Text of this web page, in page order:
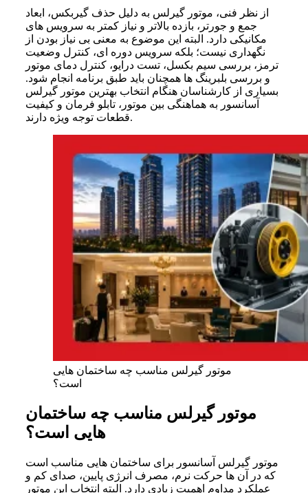
از نظر فنی، موتور گیرلس به دلیل حذف گیربکس، ابعاد
جمع و جورتر، بازده بالاتر و نیاز کمتر به سرویس های
مکانیکی دارد. البته این موضوع به معنی بی نیاز بودن از
نگهداری نیست؛ بلکه سرویس دوره ای، کنترل وضعیت
ترمز، بررسی سیم بکسل، تست درایو، کنترل دمای موتور
و بررسی بلبرینگ ها همچنان باید طبق برنامه انجام شود.
بسیاری از کارشناسان هنگام انتخاب بهترین موتور گیرلس
آسانسور به هماهنگی بین موتور، تابلو فرمان و کیفیت
قطعات توجه ویژه دارند.
موتور گیرلس مناسب چه ساختمان هایی
است؟
موتور گیرلس مناسب چه ساختمان
هایی است؟
موتور گیرلس آسانسور برای ساختمان هایی مناسب است
که در آن ها حرکت نرم، مصرف انرژی پایین، صدای کم و
عملکرد مداوم اهمیت زیادی دارد. البته انتخاب این موتور